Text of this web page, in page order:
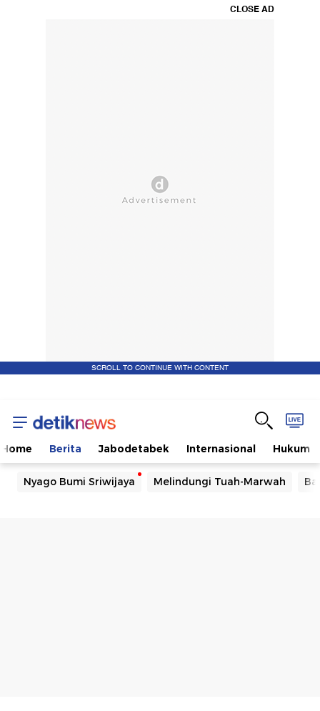
CLOSE AD
SCROLL TO CONTINUE WITH CONTENT
Home Berita Jabodetabek Internasional Hukum
Nyago Bumi Sriwijaya Melindungi Tuah-Marwah